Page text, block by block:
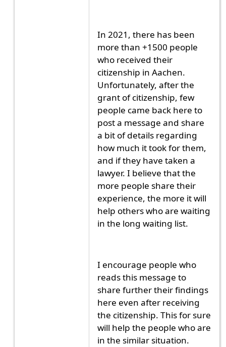
In 2021, there has been
more than +1500 people
who received their
citizenship in Aachen.
Unfortunately, after the
grant of citizenship, few
people came back here to
post a message and share
a bit of details regarding
how much it took for them,
and if they have taken a
lawyer. I believe that the
more people share their
experience, the more it will
help others who are waiting
in the long waiting list.
I encourage people who
reads this message to
share further their findings
here even after receiving
the citizenship. This for sure
will help the people who are
in the similar situation.